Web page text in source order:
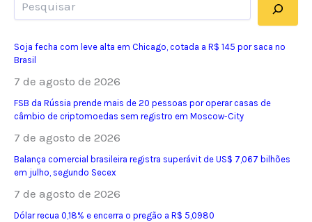
Soja fecha com leve alta em Chicago, cotada a R$ 145 por saca no
Brasil
7 de agosto de 2026
FSB da Rússia prende mais de 20 pessoas por operar casas de
câmbio de criptomoedas sem registro em Moscow-City
7 de agosto de 2026
Balança comercial brasileira registra superávit de US$ 7,067 bilhões
em julho, segundo Secex
7 de agosto de 2026
Dólar recua 0,18% e encerra o pregão a R$ 5,0980